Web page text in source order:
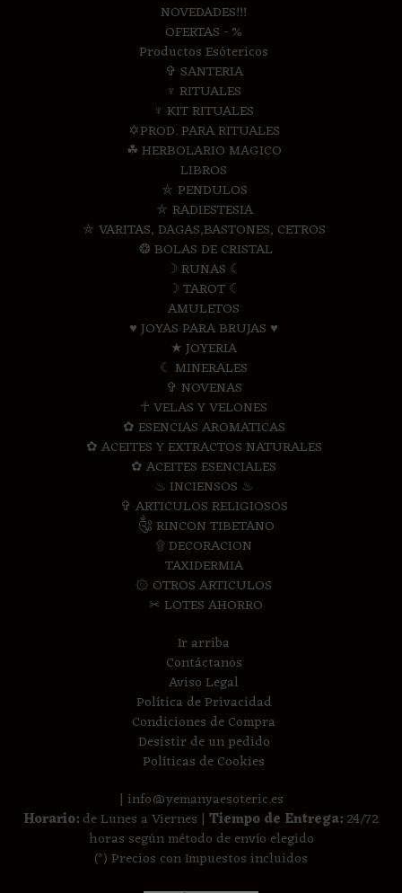
NOVEDADES!!!
OFERTAS - %
Productos Esótericos
✞ SANTERIA
♆ RITUALES
♆ KIT RITUALES
✡PROD. PARA RITUALES
☘ HERBOLARIO MAGICO
LIBROS
⛤ PENDULOS
⛤ RADIESTESIA
⛤ VARITAS, DAGAS,BASTONES, CETROS
❂ BOLAS DE CRISTAL
☽ RUNAS ☾
☽ TAROT ☾
AMULETOS
♥ JOYAS PARA BRUJAS ♥
★ JOYERIA
☾ MINERALES
✞ NOVENAS
☥ VELAS Y VELONES
✿ ESENCIAS AROMATICAS
✿ ACEITES Y EXTRACTOS NATURALES
✿ ACEITES ESENCIALES
♨ INCIENSOS ♨
✞ ARTICULOS RELIGIOSOS
༃ RINCON TIBETANO
۩ DECORACION
TAXIDERMIA
۞ OTROS ARTICULOS
✂ LOTES AHORRO
Ir arriba
Contáctanos
Aviso Legal
Política de Privacidad
Condiciones de Compra
Desistir de un pedido
Políticas de Cookies
| info@yemanyaesoteric.es
Horario:de Lunes a Viernes | Tiempo de Entrega:24/72
horas según método de envío elegido
(*) Precios con Impuestos incluidos